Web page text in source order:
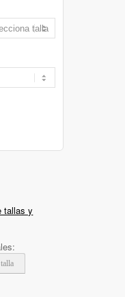
tallas y